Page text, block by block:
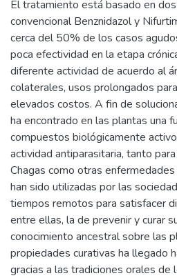
El tratamiento está basado en
convencional Benznidazol y
cerca del 50% de los casos
poca efectividad en la etapa
diferente actividad de acuerdo al
colaterales, usos prolongados
elevados costos. A fin de
ha encontrado en las plantas una
compuestos biológicamente
actividad antiparasitaria, tanto
Chagas como otras
han sido utilizadas por las
tiempos remotos para satisfacer
entre ellas, la de prevenir y curar
conocimiento ancestral sobre las
propiedades curativas ha llegado
gracias a las tradiciones orales de